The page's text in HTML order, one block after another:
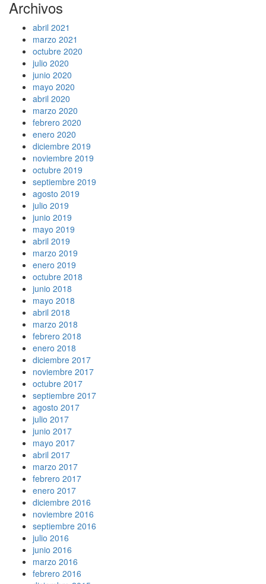
Archivos
abril 2021
marzo 2021
octubre 2020
julio 2020
junio 2020
mayo 2020
abril 2020
marzo 2020
febrero 2020
enero 2020
diciembre 2019
noviembre 2019
octubre 2019
septiembre 2019
agosto 2019
julio 2019
junio 2019
mayo 2019
abril 2019
marzo 2019
enero 2019
octubre 2018
junio 2018
mayo 2018
abril 2018
marzo 2018
febrero 2018
enero 2018
diciembre 2017
noviembre 2017
octubre 2017
septiembre 2017
agosto 2017
julio 2017
junio 2017
mayo 2017
abril 2017
marzo 2017
febrero 2017
enero 2017
diciembre 2016
noviembre 2016
septiembre 2016
julio 2016
junio 2016
marzo 2016
febrero 2016